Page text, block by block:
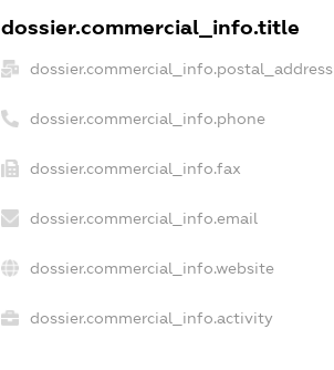
dossier.commercial_info.title
dossier.commercial_info.postal_address
dossier.commercial_info.phone
dossier.commercial_info.fax
dossier.commercial_info.email
dossier.commercial_info.website
dossier.commercial_info.activity